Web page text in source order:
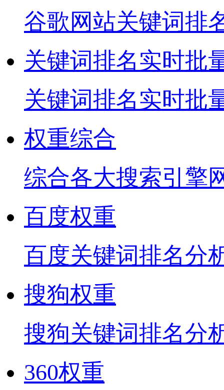
谷歌网站关键词排
关键词排名实时批
关键词排名实时批
权重综合
综合各大搜索引擎
百度权重
百度关键词排名分
搜狗权重
搜狗关键词排名分
360权重